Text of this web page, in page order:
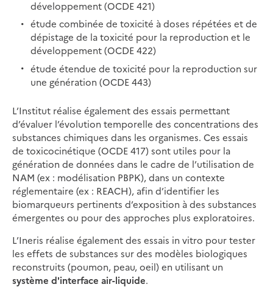
développement (OCDE 421)
étude combinée de toxicité à doses répétées et de
dépistage de la toxicité pour la reproduction et le
développement (OCDE 422)
étude étendue de toxicité pour la reproduction sur
une génération (OCDE 443)
L’Institut réalise également des essais permettant
d’évaluer l’évolution temporelle des concentrations des
substances chimiques dans les organismes. Ces essais
de toxicocinétique (OCDE 417) sont utiles pour la
génération de données dans le cadre de l’utilisation de
NAM (ex : modélisation PBPK), dans un contexte
réglementaire (ex : REACH), afin d’identifier les
biomarqueurs pertinents d’exposition à des substances
émergentes ou pour des approches plus exploratoires.
L’Ineris réalise également des essais in vitro pour tester
les effets de substances sur des modèles biologiques
reconstruits (poumon, peau, oeil) en utilisant un
système d'interface air-liquide.